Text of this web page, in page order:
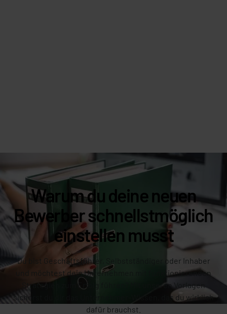
Warum du deine neuen
Bewerber schnellstmöglich
einstellen musst
Du bist Geschäftsführer, Selbstständiger oder Inhaber
und möchtest dein Unternehmen mit funktionierenden
Strategien zum Erfolg führen? Mit unseren Vorlagen
sicherst du dir das Unternehmer-Wissen, das du wirklich
dafür brauchst.